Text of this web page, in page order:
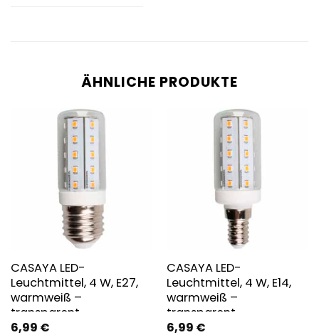
ÄHNLICHE PRODUKTE
CASAYA LED-
Leuchtmittel, 4 W, E27,
warmweiß –
transparent
6,99 €
CASAYA LED-
Leuchtmittel, 4 W, E14,
warmweiß –
transparent
6,99 €